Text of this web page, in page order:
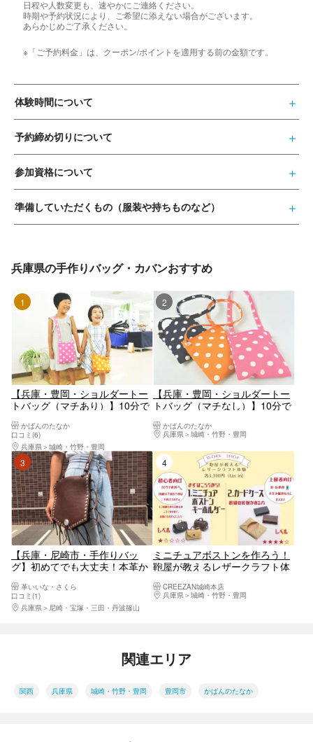
日程や人数変更も、速やかにご連絡ください。
時期や予約状況により、ご希望に添えない場合がございます。
あらかじめご了承ください。
※「ご予約料金」は、クーポン/ポイントを適用する前の金額です。
体験時間について
予約締め切りについて
参加資格について
準備していただくもの（服装や持ちものなど）
兵庫県の手作りバッグ・カバンおすすめ
1位
【兵庫・豊岡・ショルダートー
トバッグ（マチあり）】10分で
ートート！色違いもかわいい手
作りバッグ体験
かばんのたなか
口コミ(6)
兵庫県
城崎・竹野・豊岡
2位
【兵庫・豊岡・ショルダートー
トバッグ（マチなし）】10分で
ートート！色違いもかわいい手
作りバッグ体験
かばんのたなか
兵庫県
城崎・竹野・豊岡
3位
【兵庫・尼崎市・手作りバッ
グ】初めてでも大丈夫！本革か
革いいな・さくら
口コミ(1)
兵庫県
尼崎・宝塚・三田・丹波篠山
4位
ミニチュアボストンを作ろう！
鞄屋が教えるレザークラフト体
CREEZAN城崎本店
兵庫県
城崎・竹野・豊岡
関連エリア
関西 兵庫県 城崎・竹野・豊岡 豊岡市 かばんのたなか